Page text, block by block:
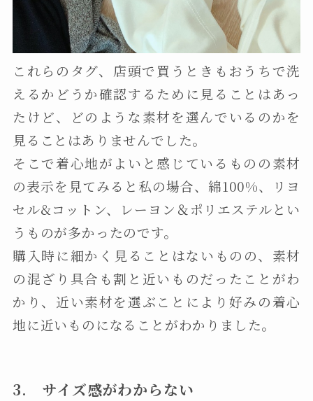
これらのタグ、店頭で買うときもおうちで洗
えるかどうか確認するために見ることはあっ
たけど、どのような素材を選んでいるのかを
見ることはありませんでした。
そこで着心地がよいと感じているものの素材
の表示を見てみると私の場合、綿100%、リヨ
セル&コットン、レーヨン＆ポリエステルとい
うものが多かったのです。
購入時に細かく見ることはないものの、素材
の混ざり具合も割と近いものだったことがわ
かり、近い素材を選ぶことにより好みの着心
地に近いものになることがわかりました。
3. サイズ感がわからない